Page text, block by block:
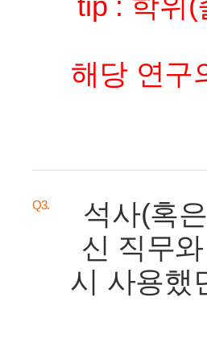
tip : 학위
해당 연구
Q3.
석사(혹
신 직무
시 사용했